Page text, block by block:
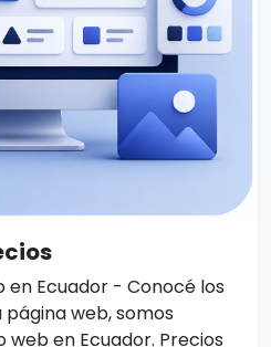
en Ecuador - Conocé los
web, somos
web en Ecuador. Precios